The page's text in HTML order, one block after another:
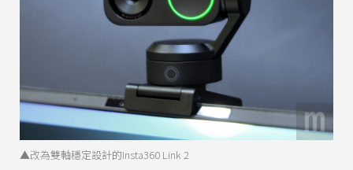
▲改為雙軸穩定設計的Insta360 Link 2